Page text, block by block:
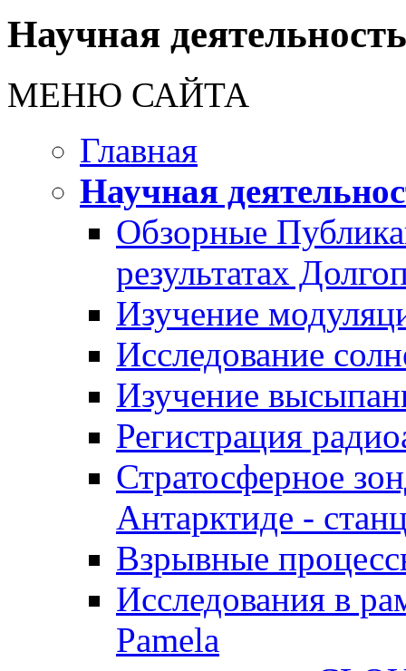
Научная деятельность
МЕНЮ САЙТА
Главная
Научная
Обзорные
результатах
Изучение
Исследование
Изучение
Регистрация
Стратосферное
Антарктиде -
Взрывные
Исследования в
Pamela